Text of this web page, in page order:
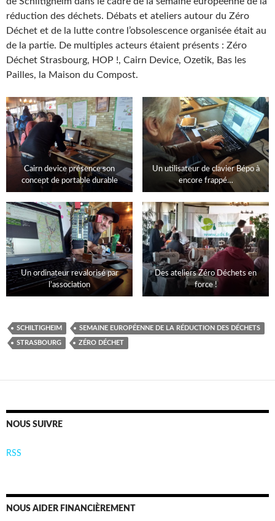
réduction des déchets. Débats et ateliers autour du Zéro
Déchet et de la lutte contre l’obsolescence organisée était au
de la partie. De multiples acteurs étaient présents : Zéro
Déchet Strasbourg, HOP !, Cairn Device, Ozetik, Bas les
Pailles, la Maison du Compost.
Cairn device présence son
concept de portable durable
Un utilisateur de clavier Bépo à
encore frappé…
Un ordinateur revalorisé par
l’association
Des ateliers Zéro Déchets en
force !
SCHILTIGHEIM SEMAINE EUROPÉENNE DE LA RÉDUCTION DES DÉCHETS
STRASBOURG ZÉRO DÉCHET
NOUS SUIVRE
RSS
NOUS AIDER FINANCIÈREMENT